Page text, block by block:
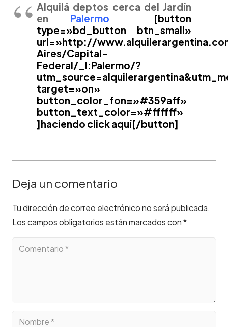
Alquilá deptos cerca del Jardín
en Palermo [button
type=»bd_button btn_small»
url=»http://
Aires/Capital-
Federal/_I:Palermo/?
target=»on»
button_color_fon=»#359aff»
button_text_color=»#ffffff»
]haciendo click aquí[/button]
Deja un comentario
Tu dirección de correo electrónico no será publicada.
Los campos obligatorios están marcados con*